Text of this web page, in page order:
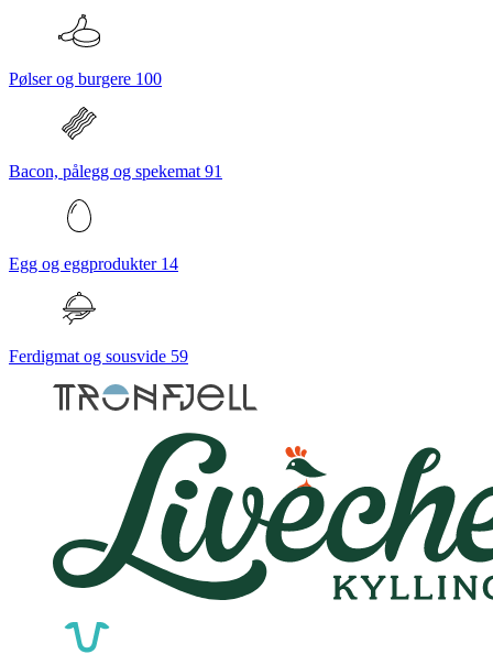
Pølser og burgere 100
Bacon, pålegg og spekemat 91
Egg og eggprodukter 14
Ferdigmat og sousvide 59